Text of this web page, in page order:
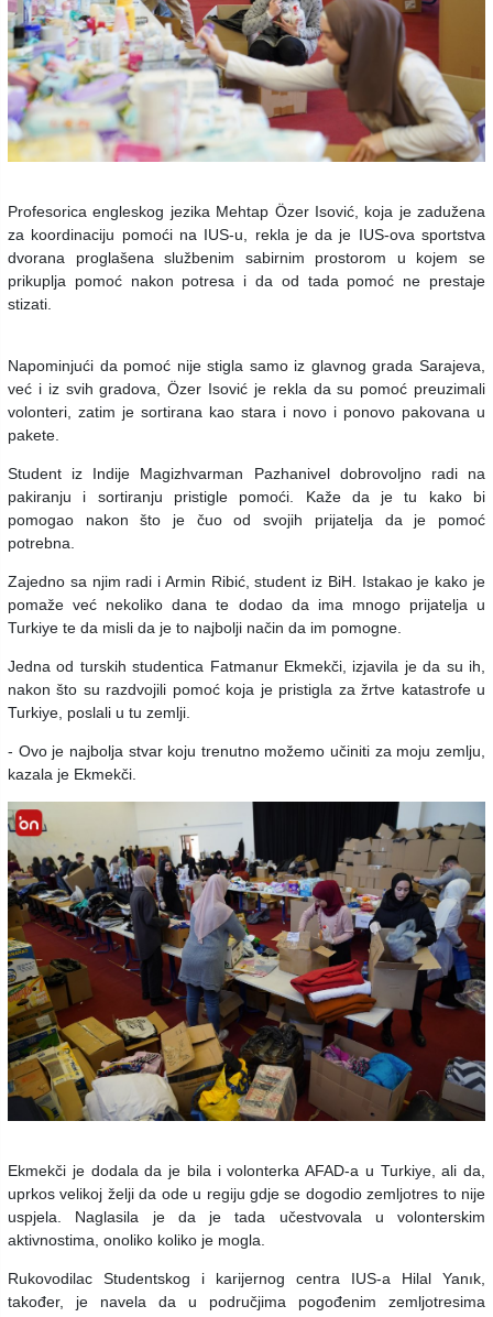
Profesorica engleskog jezika Mehtap Özer Isović, koja je zadužena
za koordinaciju pomoći na IUS-u, rekla je da je IUS-ova sportstva
dvorana proglašena službenim sabirnim prostorom u kojem se
prikuplja pomoć nakon potresa i da od tada pomoć ne prestaje
stizati.
Napominjući da pomoć nije stigla samo iz glavnog grada Sarajeva,
već i iz svih gradova, Özer Isović je rekla da su pomoć preuzimali
volonteri, zatim je sortirana kao stara i novo i ponovo pakovana u
pakete.
Student iz Indije Magizhvarman Pazhanivel dobrovoljno radi na
pakiranju i sortiranju pristigle pomoći. Kaže da je tu kako bi
pomogao nakon što je čuo od svojih prijatelja da je pomoć
potrebna.
Zajedno sa njim radi i Armin Ribić, student iz BiH. Istakao je kako je
pomaže već nekoliko dana te dodao da ima mnogo prijatelja u
Turkiye te da misli da je to najbolji način da im pomogne.
Jedna od turskih studentica Fatmanur Ekmekči, izjavila je da su ih,
nakon što su razdvojili pomoć koja je pristigla za žrtve katastrofe u
Turkiye, poslali u tu zemlji.
- Ovo je najbolja stvar koju trenutno možemo učiniti za moju zemlju,
kazala je Ekmekči.
Ekmekči je dodala da je bila i volonterka AFAD-a u Turkiye, ali da,
uprkos velikoj želji da ode u regiju gdje se dogodio zemljotres to nije
uspjela. Naglasila je da je tada učestvovala u volonterskim
aktivnostima, onoliko koliko je mogla.
Rukovodilac Studentskog i karijernog centra IUS-a Hilal Yanık,
također, je navela da u područjima pogođenim zemljotresima